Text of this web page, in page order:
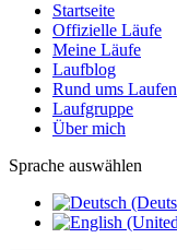
Startseite
Offizielle Läufe
Meine Läufe
Laufblog
Rund ums Laufen
Laufgruppe
Über mich
Sprache auswählen